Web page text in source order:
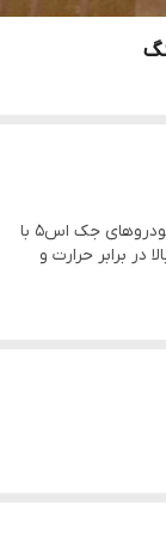
توپی چرخ جلو جک اس۵ با بلبرینگ مناسب برای خودروهای جک اس۵ با
در برابر حرارت و